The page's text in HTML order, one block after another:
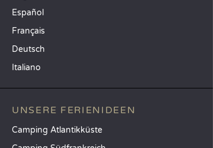
Español
Français
Deutsch
Italiano
UNSERE FERIENIDEEN
Camping Atlantikküste